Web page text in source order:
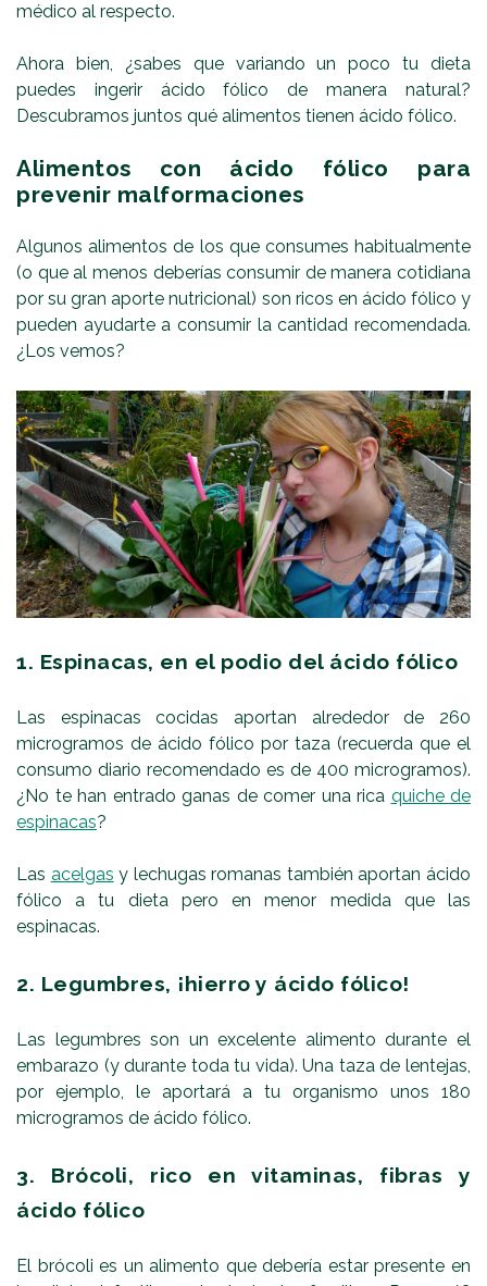
médico al respecto.
Ahora bien, ¿sabes que variando un poco tu dieta
puedes ingerir ácido fólico de manera natural?
Descubramos juntos qué alimentos tienen ácido fólico.
Alimentos con ácido fólico para
prevenir malformaciones
Algunos alimentos de los que consumes habitualmente
(o que al menos deberías consumir de manera cotidiana
por su gran aporte nutricional) son ricos en ácido fólico y
pueden ayudarte a consumir la cantidad recomendada.
¿Los vemos?
1. Espinacas, en el podio del ácido fólico
Las espinacas cocidas aportan alrededor de 260
microgramos de ácido fólico por taza (recuerda que el
consumo diario recomendado es de 400 microgramos).
¿No te han entrado ganas de comer una rica quiche de
espinacas?
Las acelgas y lechugas romanas también aportan ácido
fólico a tu dieta pero en menor medida que las
espinacas.
2. Legumbres, ¡hierro y ácido fólico!
Las legumbres son un excelente alimento durante el
embarazo (y durante toda tu vida). Una taza de lentejas,
por ejemplo, le aportará a tu organismo unos 180
microgramos de ácido fólico.
3. Brócoli, rico en vitaminas, fibras y
ácido fólico
El brócoli es un alimento que debería estar presente en